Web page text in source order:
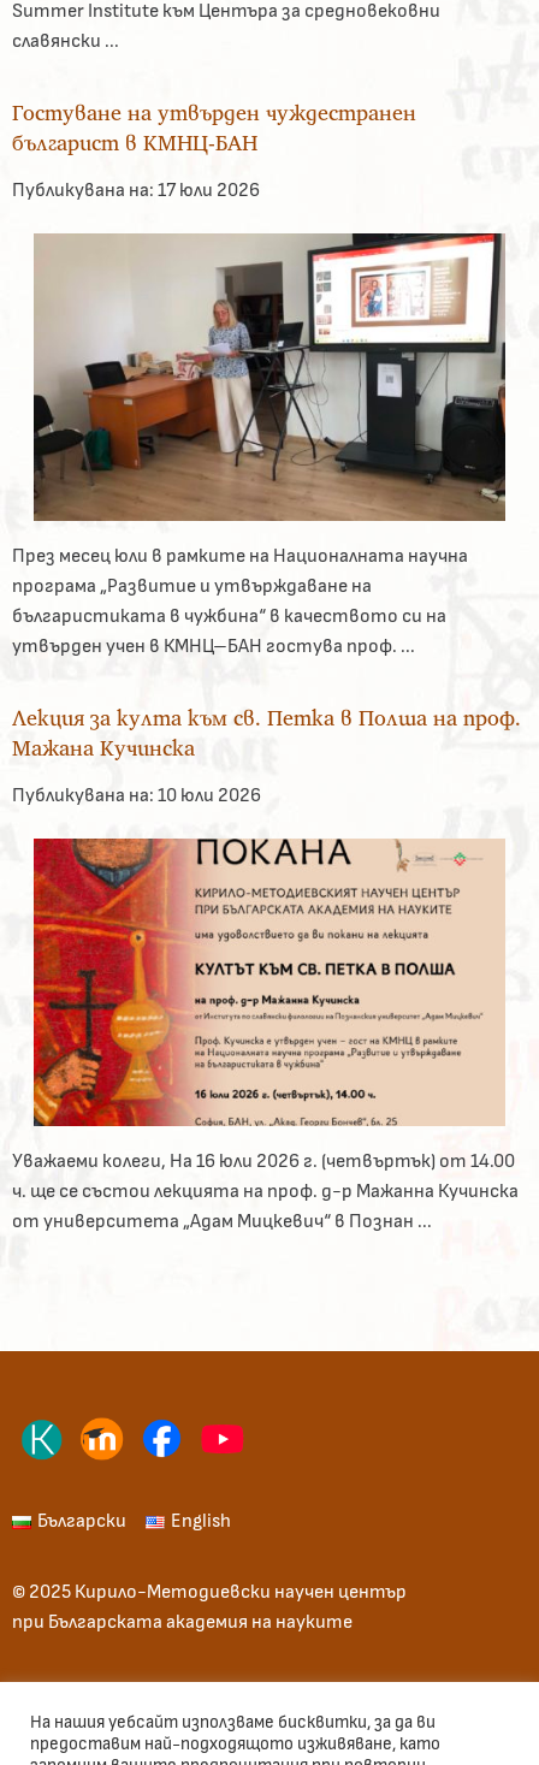
Summer Institute към Центъра за средновековни
славянски ...
Гостуване на утвърден чуждестранен
българист в КМНЦ-БАН
Публикувана на: 17 юли 2026
През месец юли в рамките на Националната научна
програма „Развитие и утвърждаване на
българистиката в чужбина“ в качеството си на
утвърден учен в КМНЦ–БАН гостува проф. ...
Лекция за култа към св. Петка в Полша на проф.
Мажана Кучинска
Публикувана на: 10 юли 2026
Уважаеми колеги, На 16 юли 2026 г. (четвъртък) от 14.00
ч. ще се състои лекцията на проф. д-р Мажанна Кучинска
от университета „Адам Мицкевич“ в Познан ...
Български English
© 2025 Кирило-Методиевски научен център
при Българската академия на науките
Общи условия
На нашия уебсайт използваме бисквитки, за да ви
предоставим най-подходящото изживяване, като